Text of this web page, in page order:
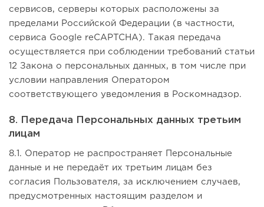
сервисов, серверы которых расположены за
пределами Российской Федерации (в частности,
сервиса Google reCAPTCHA). Такая передача
осуществляется при соблюдении требований статьи
12 Закона о персональных данных, в том числе при
условии направления Оператором
соответствующего уведомления в Роскомнадзор.
8. Передача Персональных данных третьим
лицам
8.1. Оператор не распространяет Персональные
данные и не передаёт их третьим лицам без
согласия Пользователя, за исключением случаев,
предусмотренных настоящим разделом и